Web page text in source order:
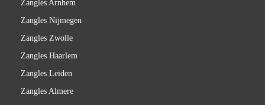
Zangles Arnhem
Zangles Nijmegen
Zangles Zwolle
Zangles Haarlem
Zangles Leiden
Zangles Almere